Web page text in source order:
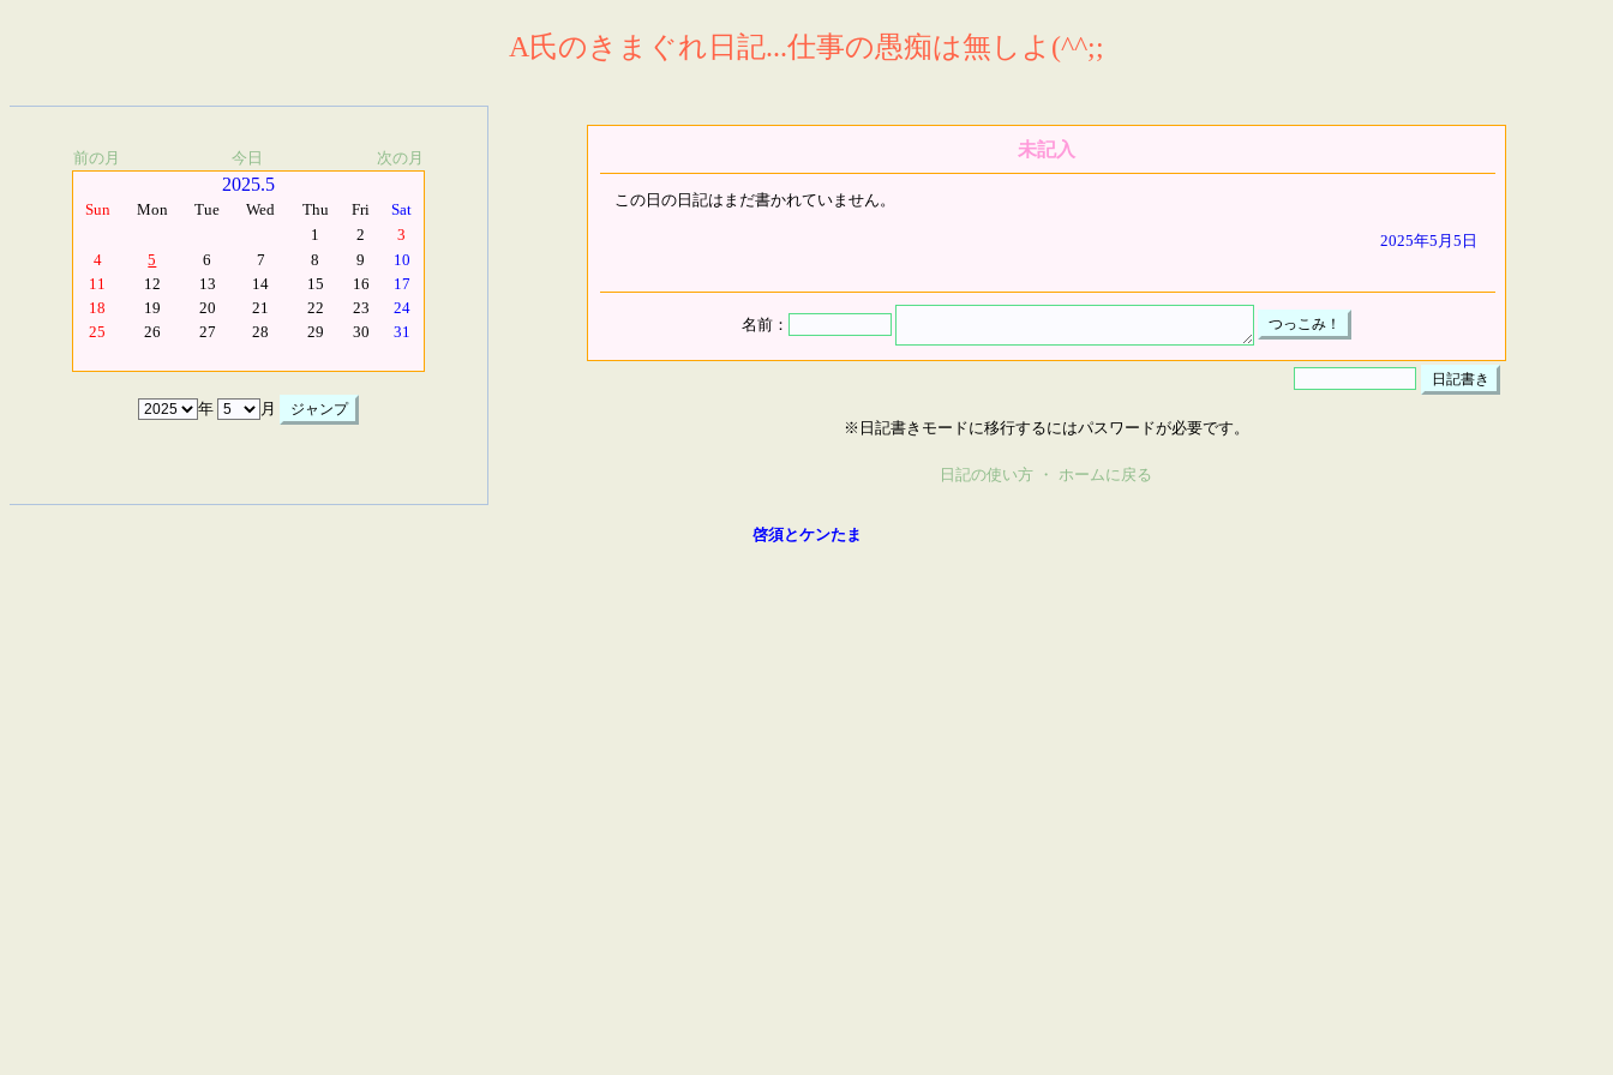
A氏のきまぐれ日記...仕事の愚痴は無しよ(^^;;
前の月 今日 次の月
2025.5
Sun Mon Tue Wed Thu Fri
Sat
1
2
3
4
5 6 7 8 9
10
11
12 13 14 15 16
17
18
19 20 21 22 23
24
25
26 27 28 29 30 31
年 月
未記入
この日の日記はまだ書かれていません。
2025年5月5日
名前：
※日記書きモードに移行するにはパスワードが必要です。
日記の使い方 ・ ホームに戻る
啓須とケンたま